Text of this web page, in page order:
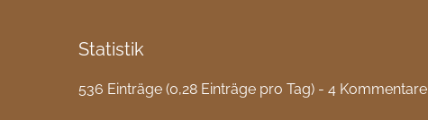
Statistik
536 Einträge (0,28 Einträge pro Tag) - 4 Kommentare